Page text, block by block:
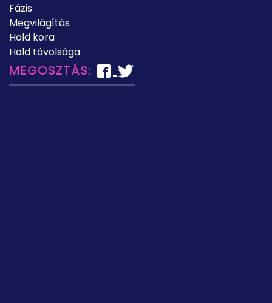
Fázis
Megvilágítás
Hold kora
Hold távolsága
MEGOSZTÁS: